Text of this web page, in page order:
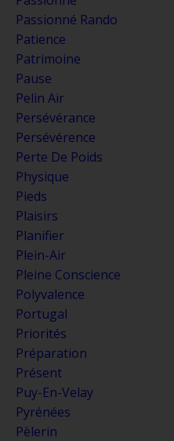
Passionné Rando
Patience
Patrimoine
Pause
Pelin Air
Persévérance
Persévérence
Perte De Poids
Physique
Pieds
Plaisirs
Planifier
Plein-Air
Pleine Conscience
Polyvalence
Portugal
Priorités
Préparation
Présent
Puy-En-Velay
Pyrénées
Pèlerin